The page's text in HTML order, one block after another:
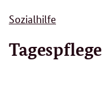
Sozialhilfe
Tagespflege